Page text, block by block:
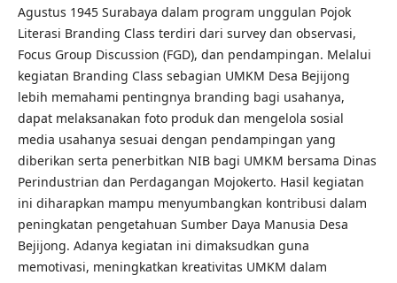
Agustus 1945 Surabaya dalam program unggulan Pojok
Literasi Branding Class terdiri dari survey dan observasi,
Focus Group Discussion (FGD), dan pendampingan. Melalui
kegiatan Branding Class sebagian UMKM Desa Bejijong
lebih memahami pentingnya branding bagi usahanya,
dapat melaksanakan foto produk dan mengelola sosial
media usahanya sesuai dengan pendampingan yang
diberikan serta penerbitkan NIB bagi UMKM bersama Dinas
Perindustrian dan Perdagangan Mojokerto. Hasil kegiatan
ini diharapkan mampu menyumbangkan kontribusi dalam
peningkatan pengetahuan Sumber Daya Manusia Desa
Bejijong. Adanya kegiatan ini dimaksudkan guna
memotivasi, meningkatkan kreativitas UMKM dalam